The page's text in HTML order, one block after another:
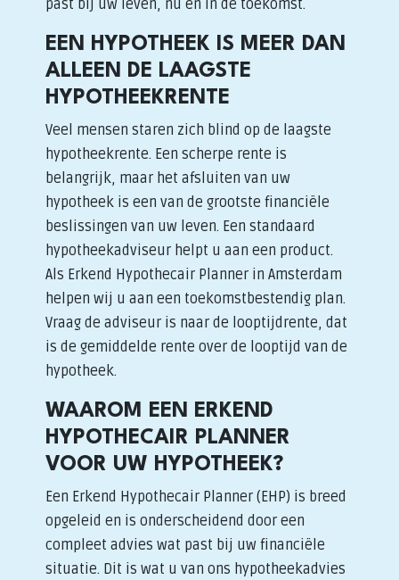
past bij uw leven, nu én in de toekomst.
EEN HYPOTHEEK IS MEER DAN
ALLEEN DE LAAGSTE
HYPOTHEEKRENTE
Veel mensen staren zich blind op de laagste
hypotheekrente. Een scherpe rente is
belangrijk, maar het afsluiten van uw
hypotheek is een van de grootste financiële
beslissingen van uw leven. Een standaard
hypotheekadviseur helpt u aan een product.
Als Erkend Hypothecair Planner in Amsterdam
helpen wij u aan een toekomstbestendig plan.
Vraag de adviseur is naar de looptijdrente, dat
is de gemiddelde rente over de looptijd van de
hypotheek.
WAAROM EEN ERKEND
HYPOTHECAIR PLANNER
VOOR UW HYPOTHEEK?
Een Erkend Hypothecair Planner (EHP) is breed
opgeleid en is onderscheidend door een
compleet advies wat past bij uw financiële
situatie. Dit is wat u van ons hypotheekadvies